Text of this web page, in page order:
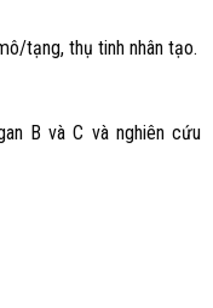
tạng, thụ tinh nhân tạo.
B và C và nghiên cứu